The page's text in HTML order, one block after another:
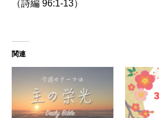
（詩編 96:1-13）
関連